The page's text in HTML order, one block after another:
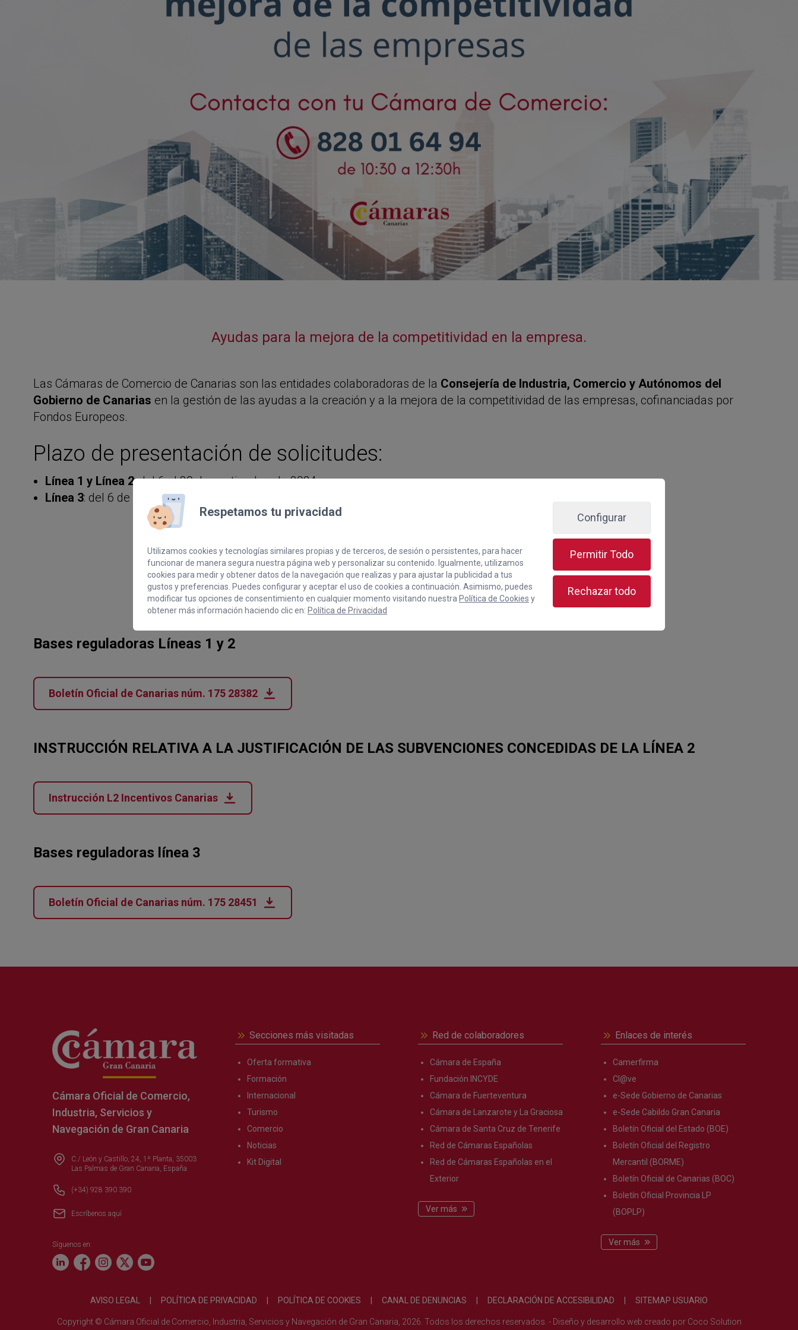
Observatorio del Comercio
Transformación Digital
Proyecto COMPASS
Programa de Emprendimiento en
Marketing de Contenidos Digitales y
Hábitat Startup
Ayudas para la mejora de la competitividad en la empresa.
Las Cámaras de Comercio de Canarias son las entidades colaboradoras de la Consejería de Industria, Comercio y Autónomos del
Gobierno de Canarias en la gestión de las ayudas a la creación y a la mejora de la competitividad de las empresas, cofinanciadas por
Fondos Europeos.
Plazo de presentación de solicitudes:
Línea 1 y Línea 2: del 6 al 30 de septiembre de 2024.
Línea 3: del 6 de septiembre al 31 de octubre de 2024.
Documentación y normativa.
Bases reguladoras Líneas 1 y 2
Boletín Oficial de Canarias núm. 175 28382
INSTRUCCIÓN RELATIVA A LA JUSTIFICACIÓN DE LAS SUBVENCIONES CONCEDIDAS DE LA LÍNEA 2
Instrucción L2 Incentivos Canarias
Bases reguladoras línea 3
Boletín Oficial de Canarias núm. 175 28451
Cámara Oficial de Comercio,
Industria, Servicios y
Navegación de Gran Canaria
C./ León y Castillo, 24, 1ª Planta, 35003
Las Palmas de Gran Canaria, España
(+34) 928 390 390
Escríbenos aquí
Síguenos en:
Secciones más visitadas
Oferta formativa
Formación
Internacional
Turismo
Comercio
Noticias
Kit Digital
Red de colaboradores
Cámara de España
Fundación INCYDE
Cámara de Fuerteventura
Cámara de Lanzarote y La Graciosa
Cámara de Santa Cruz de Tenerife
Red de Cámaras Españolas
Red de Cámaras Españolas en el
Exterior
Ver más
Enlaces de interés
Camerfirma
Cl@ve
e-Sede Gobierno de Canarias
e-Sede Cabildo Gran Canaria
Boletín Oficial del Estado (BOE)
Boletín Oficial del Registro
Mercantil (BORME)
Boletín Oficial de Canarias (BOC)
Boletín Oficial Provincia LP
(BOPLP)
Ver más
AVISO LEGAL POLÍTICA DE PRIVACIDAD POLÍTICA DE COOKIES CANAL DE DENUNCIAS DECLARACIÓN DE ACCESIBILIDAD SITEMAP USUARIO
Copyright © Cámara Oficial de Comercio, Industria, Servicios y Navegación de Gran Canaria, 2026. Todos los derechos reservados. -Diseño y desarrollo web creado por Coco Solution
Respetamos tu privacidad
Utilizamos cookies y tecnologías similares propias y de terceros, de sesión o persistentes, para hacer
funcionar de manera segura nuestra página web y personalizar su contenido. Igualmente, utilizamos
cookies para medir y obtener datos de la navegación que realizas y para ajustar la publicidad a tus
gustos y preferencias. Puedes configurar y aceptar el uso de cookies a continuación. Asimismo, puedes
modificar tus opciones de consentimiento en cualquier momento visitando nuestra Política de Cookies y
obtener más información haciendo clic en: Política de Privacidad
Configurar
Permitir Todo
Rechazar todo